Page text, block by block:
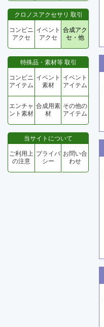
クロノスアクセサリ 取引
コンビニ
アクセ
イベント
アクセ
合成アク
セ・他
特殊品・素材等 取引
コンビニ
アイテム
イベント
素材
イベント
アイテム
エンチャ
ント素材
合成用素
材
その他の
アイテム
当サイトについて
ご利用上
の注意
プライバ
シー
お問い合
わせ